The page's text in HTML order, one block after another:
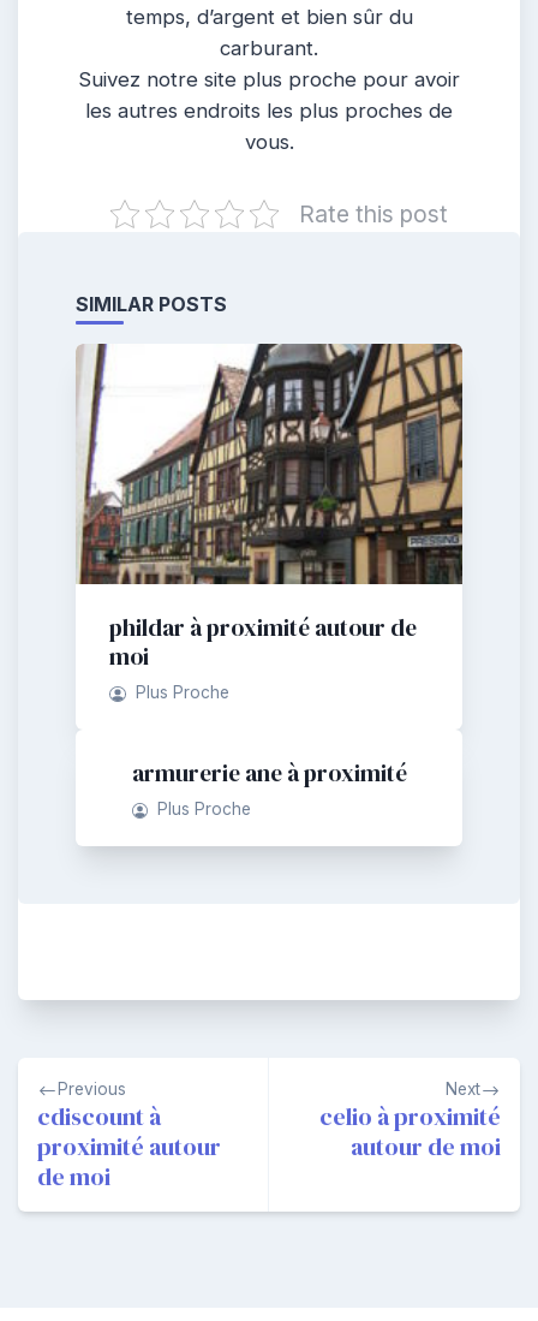
temps, d’argent et bien sûr du
carburant.
Suivez notre site plus proche pour avoir
les autres endroits les plus proches de
vous.
Rate this post
SIMILAR POSTS
phildar à proximité autour de
moi
Plus Proche
armurerie ane à proximité
Plus Proche
Navigation
de
l’article
Previous
cdiscount à
proximité autour
de moi
Next
celio à proximité
autour de moi